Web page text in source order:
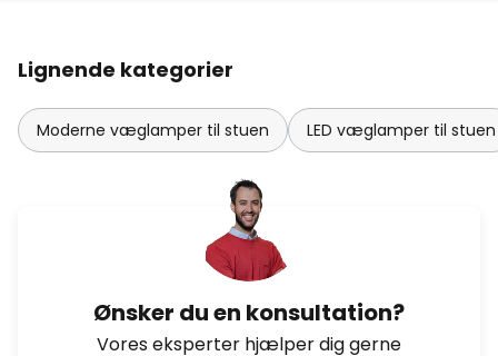
Lignende kategorier
Moderne væglamper til stuen LED væglamper til stuen
Ønsker du en konsultation?
Vores eksperter hjælper dig gerne